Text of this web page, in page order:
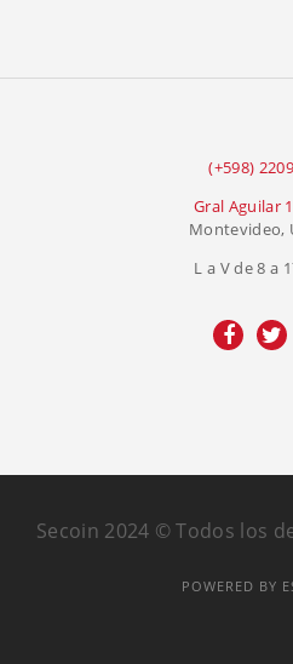
(+598)
Gral Aguilar
Montevideo,
L a V de 8 a
Secoin 2024 © Todos los
POWERED BY